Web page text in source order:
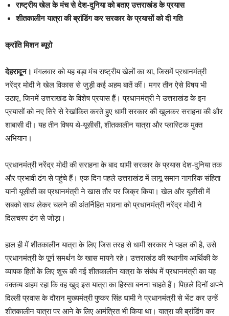
राष्ट्रीय खेल के मंच से देश-दुनिया को बताए उत्तराखंड के प्रयास
शीतकालीन यात्रा की ब्रांडिंग कर सरकार के प्रयासों को दी गति
क्रांति मिशन ब्यूरो
देहरादून। मंगलवार को यह बड़ा मंच राष्ट्रीय खेलों का था, जिसमें प्रधानमंत्री
नरेंद्र मोदी ने खेल विकास से जुड़ी कई अहम बातें कीं। मगर तीन ऐसे विषय भी
उठाए, जिनमें उत्तराखंड के विशेष प्रयास हैं। प्रधानमंत्री ने उत्तराखंड के इन
प्रयासों को नए सिरे से रेखांकित करते हुए धामी सरकार की खुलकर सराहना की और
शाबासी दी। यह तीन विषय थे-यूसीसी, शीतकालीन यात्रा और प्लास्टिक मुक्त
अभियान।
प्रधानमंत्री नरेंद्र मोदी की सराहना के बाद धामी सरकार के प्रयास देश-दुनिया तक
और प्रभावी ढंग से पहुंचे हैं। एक दिन पहले उत्तराखंड में लागू समान नागरिक संहिता
यानी यूसीसी का प्रधानमंत्री ने खास तौर पर जिक्र किया। खेल और यूसीसी में
सबको साथ लेकर चलने की अंतर्निहित भावना को प्रधानमंत्री नरेंद्र मोदी ने
दिलचस्प ढंग से जोड़ा।
हाल ही में शीतकालीन यात्रा के लिए जिस तरह से धामी सरकार ने पहल की है, उसे
प्रधानमंत्री के पूर्ण समर्थन के खास मायने रहे। उत्तराखंड की स्थानीय आर्थिकी के
व्यापक हितों के लिए शुरू की गई शीतकालीन यात्रा के संबंध में प्रधानमंत्री का यह
वक्तव्य अहम रहा कि वह खुद इस यात्रा का हिस्सा बनना चाहते हैं। पिछले दिनों अपने
दिल्ली प्रवास के दौरान मुख्यमंत्री पुष्कर सिंह धामी ने प्रधानमंत्री से भेंट कर उन्हें
शीतकालीन यात्रा पर आने के लिए आमंत्रित भी किया था। यात्रा की ब्रांडिंग कर